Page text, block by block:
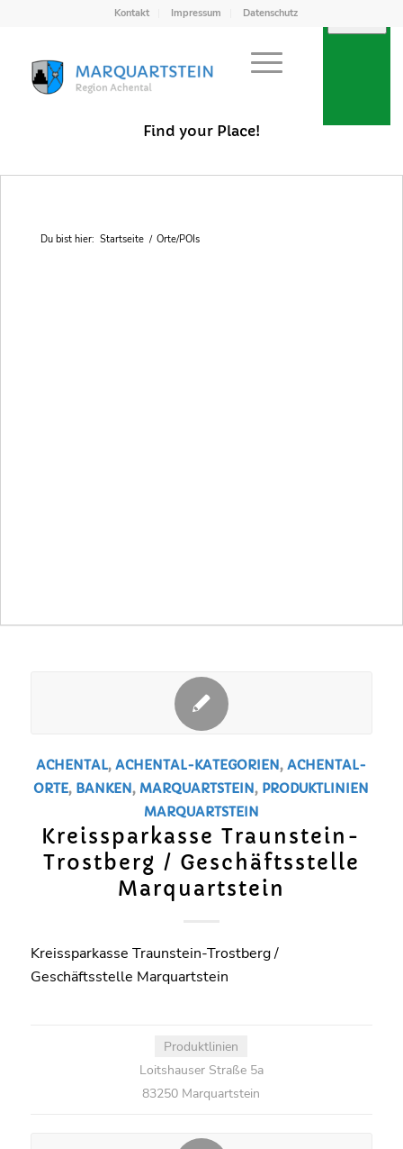
Kontakt Impressum Datenschutz
Du bist hier: Startseite / Orte/POIs
Find your Place!
ACHENTAL,ACHENTAL-KATEGORIEN,ACHENTAL-
ORTE, BANKEN, MARQUARTSTEIN, PRODUKTLINIEN
MARQUARTSTEIN
Kreissparkasse Traunstein-
Trostberg / Geschäftsstelle
Marquartstein
Kreissparkasse Traunstein-Trostberg /
Geschäftsstelle Marquartstein
Produktlinien
Loitshauser Straße 5a
83250 Marquartstein